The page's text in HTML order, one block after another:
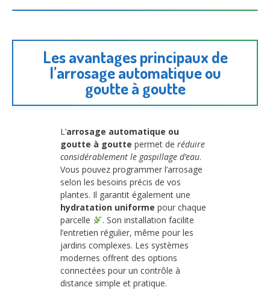
Les avantages principaux de
l’arrosage automatique ou
goutte à goutte
L’arrosage automatique ou
goutte à goutte permet de réduire
considérablement le gaspillage d’eau.
Vous pouvez programmer l’arrosage
selon les besoins précis de vos
plantes. Il garantit également une
hydratation uniforme pour chaque
parcelle
. Son installation facilite
l’entretien régulier, même pour les
jardins complexes. Les systèmes
modernes offrent des options
connectées pour un contrôle à
distance simple et pratique.